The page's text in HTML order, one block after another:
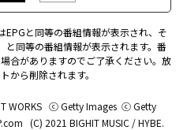
EPGと同等の番組情報が表示され、そ
と同等の番組情報が表示されます。番
合がありますのでご了承ください。放
から削除されます。
WORKS ⓒ Getty Images ⓒ Getty
(C) 2021 BIGHIT MUSIC / HYBE.